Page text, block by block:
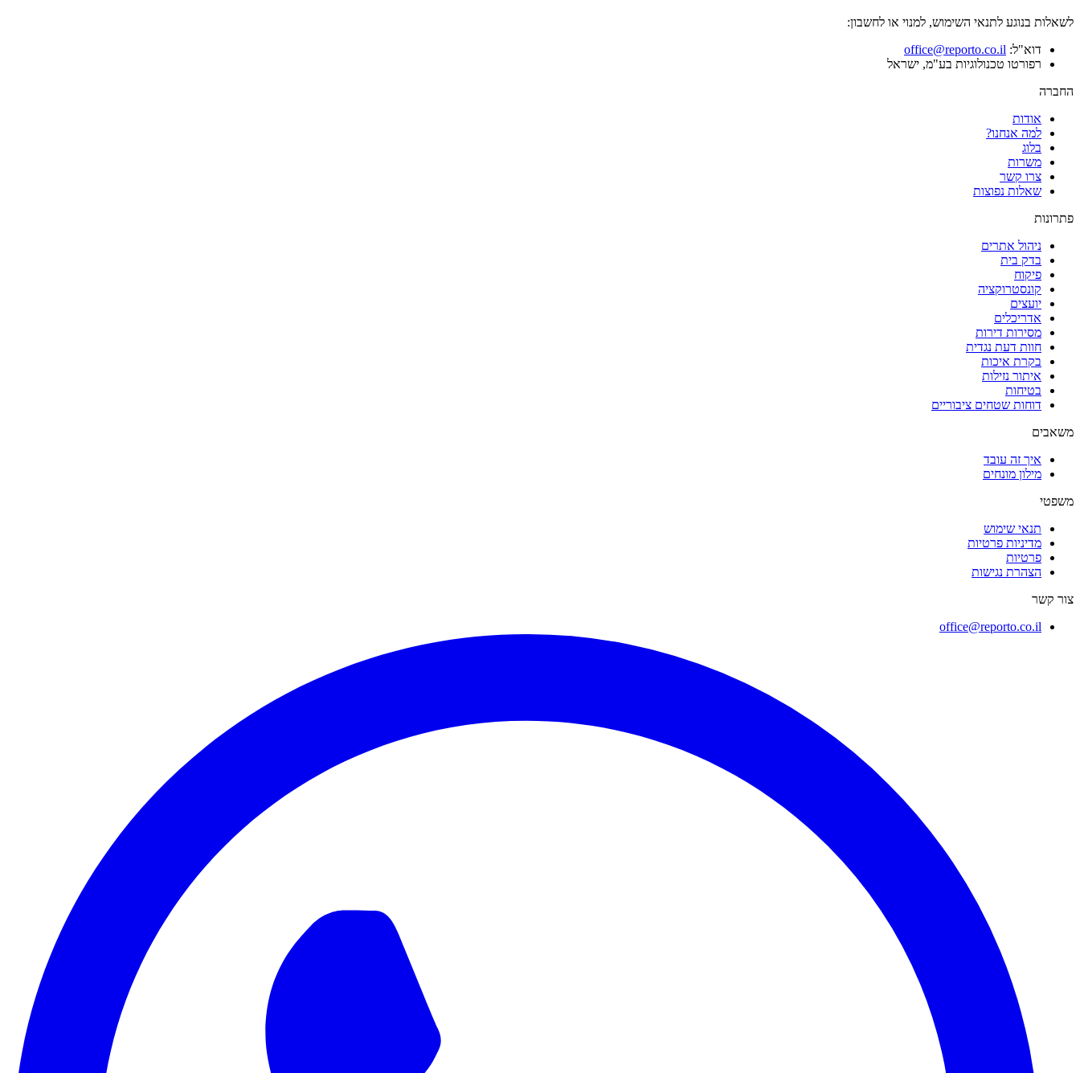
לשאלות בנוגע לתנאי השימוש, למנוי או לחשבון:
דוא"ל: office@reporto.co.il
רפורטו טכנולוגיות בע"מ, ישראל
החברה
אודות
למה אנחנו?
בלוג
משרות
צרו קשר
שאלות נפוצות
פתרונות
ניהול אתרים
בדק בית
פיקוח
קונסטרוקציה
יועצים
אדריכלים
מסירות דירות
חוות דעת נגדית
בקרת איכות
איתור נזילות
בטיחות
דוחות שטחים ציבוריים
משאבים
איך זה עובד
מילון מונחים
משפטי
תנאי שימוש
מדיניות פרטיות
פרטיות
הצהרת נגישות
צור קשר
office@reporto.co.il